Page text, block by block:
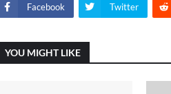
Facebook Twitter
YOU MIGHT LIKE